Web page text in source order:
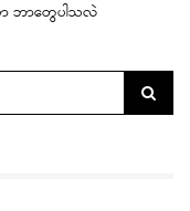
ာ ဘာတွေပါသလဲ